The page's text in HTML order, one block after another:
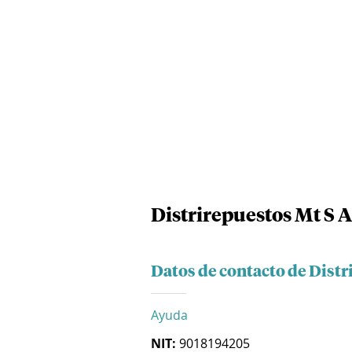
Distrirepuestos Mt S A
Datos de contacto de
Ayuda
NIT: 9018194205